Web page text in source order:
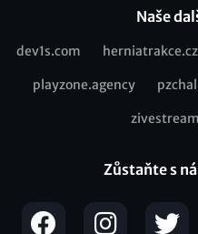
Naše
Recommended
dev1s.com herniatrakce.cz
playzone.agency
Zůstaňte s